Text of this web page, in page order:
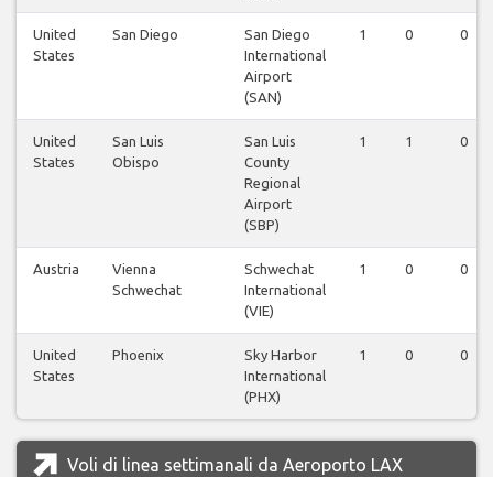
United
States
San Diego
San Diego
International
Airport
(SAN)
1 0 0
United
States
San Luis
Obispo
San Luis
County
Regional
Airport
(SBP)
1 1 0
Austria
Vienna
Schwechat
Schwechat
International
(VIE)
1 0 0
United
States
Phoenix
Sky Harbor
International
(PHX)
1 0 0
Voli di linea settimanali da Aeroporto LAX